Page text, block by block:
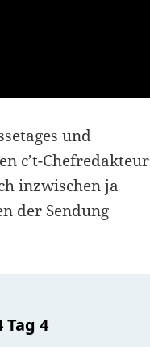
und
c’t-Chefredakteur
inzwischen ja
der Sendung